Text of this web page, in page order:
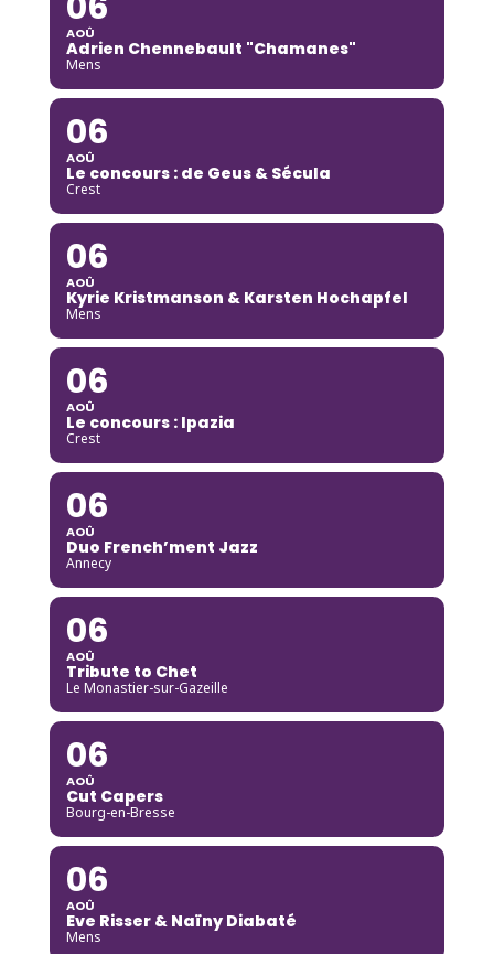
AOÛ
Adrien Chennebault "Chamanes"
Mens
06
AOÛ
Le concours : de Geus & Sécula
Crest
06
AOÛ
Kyrie Kristmanson & Karsten Hochapfel
Mens
06
AOÛ
Le concours : Ipazia
Crest
06
AOÛ
Duo French’ment Jazz
Annecy
06
AOÛ
Tribute to Chet
Le Monastier-sur-Gazeille
06
AOÛ
Cut Capers
Bourg-en-Bresse
06
AOÛ
Eve Risser & Naïny Diabaté
Mens